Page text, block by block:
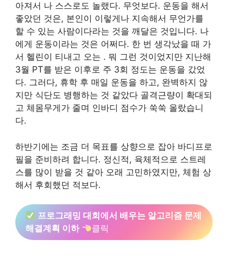
아져서 나 스스로도 놀랬다. 무엇보다. 운동을 해서
좋았던 것은, 본인이 이렇게나 지속해서 무언가를
할 수 있는 사람이다라는 것을 깨달은 것입니다. 나
에게 운동이라는 것은 어쩌다. 한 번 생각났을 때 가
서 헬린이 티내고 오는 . 뭐 그런 것이었지만 지난해
3월 PT를 받은 이후로 주 3회 정도는 운동을 갔었
다. 그러다, 휴학 후 매일 운동을 하고, 완벽하지 않
지만 식단도 병행하는 것 같았다 골격근량이 확대되
고 체몸무게가 줄며 인바디 점수가 쑥쑥 올랐습니
다.
하반기에는 조금 더 목표를 상향으로 잡아 바디프로
필을 준비하려 합니다. 정신적, 육체적으로 스트레
스를 많이 받을 것 같아 오래 고민하였지만, 체험 상
해서 후회했던 적보다.
프로그래밍 대회에서 배우는 알고리즘 문제
해결계획 이하
클릭